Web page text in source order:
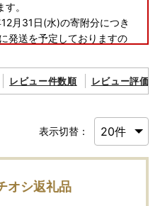
。
月31日(水)の寄附分につき
発送を予定しておりますの
月上旬までご寄附いただきま
が異なり、寄附状況によって
レビュー件数順 レビュー評価順
表示切替：
オシ返礼品